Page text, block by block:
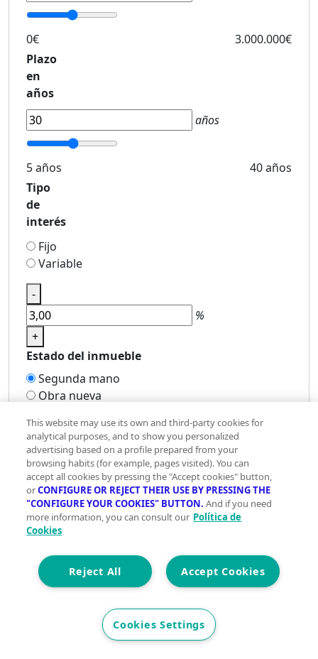
0€
3.000.000€
Plazo
en
años
años
5 años
40 años
Tipo
de
interés
Fijo
Variable
-
%
+
Estado del inmueble
Segunda mano
Obra nueva
Si
No
Impuestos y gastos de la compra
This website may use its own and third-party cookies for
analytical purposes, and to show you personalized
advertising based on a profile prepared from your
browsing habits (for example, pages visited). You can
accept all cookies by pressing the "Accept cookies" button,
orCONFIGURE OR REJECT THEIR USE BY PRESSING THE
"CONFIGURE YOUR COOKIES" BUTTON. And if you need
more information, you can consult our Política de
Cookies
Accept Cookies
Reject All
Cookies Settings